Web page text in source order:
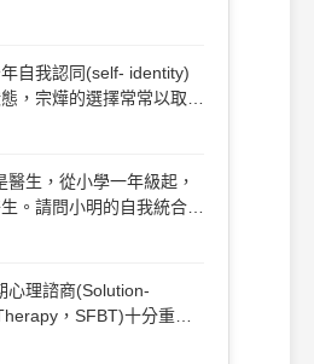
，對於維護傳統的事物十
為，宗燁的這些情形比較
同狀態？(A)定向型
自我認同(self- identity)
，宗燁的選擇常常以取悅
護傳統的事物十分感興
燁的這些情形比較偏向哪
(identity
醫生，從小學一年級起，
。請問小明的自我統合是
態？(A)迷失型統合
定型統合(identity
向型統合(identity
心理諮商(Solution-
，SFBT)十分重視
用學生個人的資源，來協